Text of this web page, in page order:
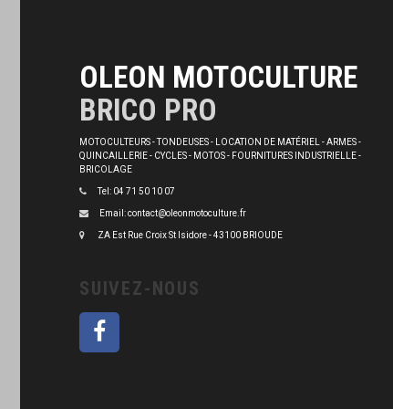
OLEON MOTOCULTURE
BRICO PRO
MOTOCULTEURS - TONDEUSES - LOCATION DE MATÉRIEL - ARMES -
QUINCAILLERIE - CYCLES - MOTOS - FOURNITURES INDUSTRIELLE -
BRICOLAGE
Tel: 04 71 50 10 07
Email: contact@oleonmotoculture.fr
ZA Est Rue Croix St Isidore - 43100 BRIOUDE
SUIVEZ-NOUS